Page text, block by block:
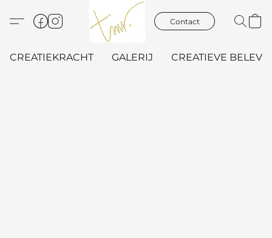
Contact
CREATIEKRACHT GALERIJ CREATIEVE